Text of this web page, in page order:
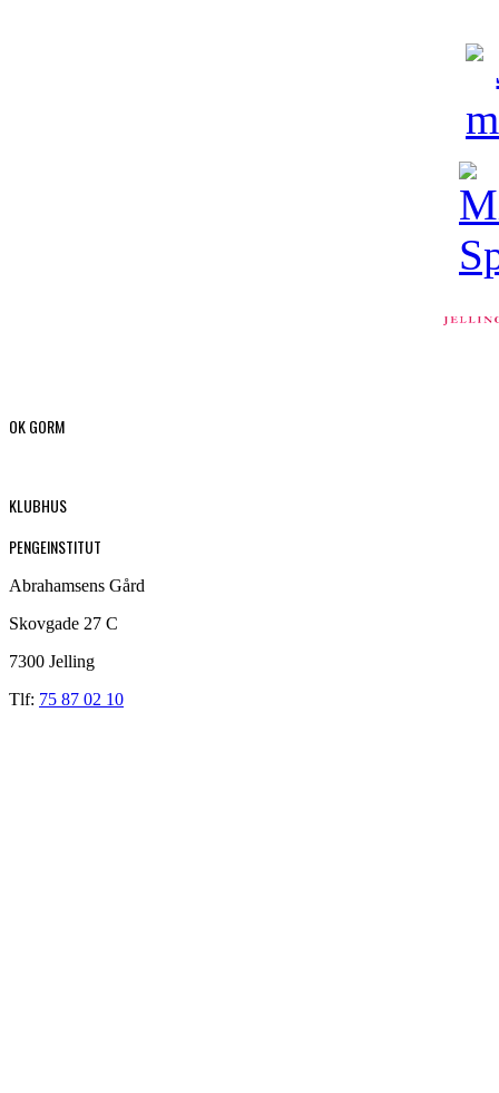
OK GORM
KLUBHUS
PENGEINSTITUT
Abrahamsens Gård
Skovgade 27 C
7300 Jelling
Tlf: 75 87 02 10